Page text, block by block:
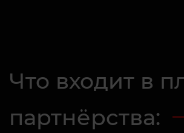
партнёрства: